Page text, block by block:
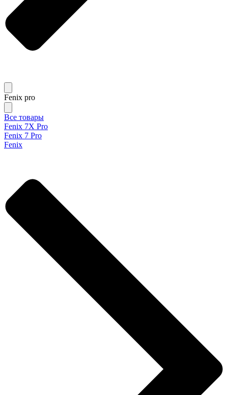
Fenix pro
Все товары
Fenix 7X Pro
Fenix 7 Pro
Fenix